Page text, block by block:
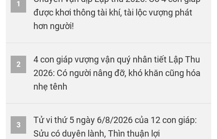
1
được khơi thông tài khí, tài lộc vượng phát
hơn người!
2
4 con giáp vượng vận quý nhân tiết Lập Thu
2026: Có người nâng đỡ, khó khăn cũng hóa
nhẹ tênh
3
Tử vi thứ 5 ngày 6/8/2026 của 12 con giáp:
Sửu có duyên lành, Thìn thuận lợi